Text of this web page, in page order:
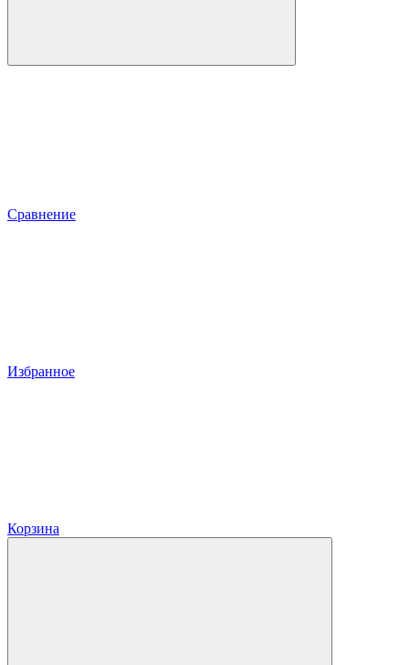
Сравнение
Избранное
Корзина